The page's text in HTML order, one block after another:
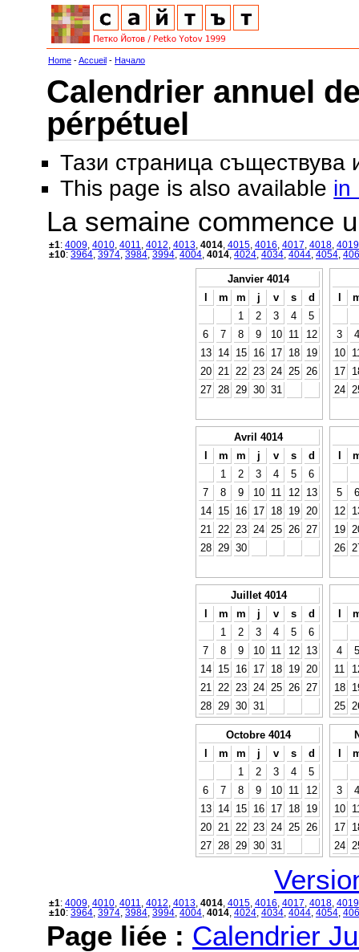
Home -Accueil - Начало
Calendrier annuel
pérpétuel
Тази страница съществува
This page is also available in
La semaine commence
±1: 4009 4010 4011 4012 4013 4014 4015 4016 4017 4018 4019
±10: 3964 3974 3984 3994 4004 4014 4024 4034 4044 4054
Janvier 4014
l
m m j v s
d
1
2 3 4
5
6
7 8 9 10 11
12
13
14 15 16 17 18
19
20
21 22 23 24 25
26
27
28 29 30 31
l
3
4
10
17
24
Avril 4014
l
m m j v s
d
1
2 3 4 5
6
7
8 9 10 11 12
13
14
15 16 17 18 19
20
21
22 23 24 25 26
27
28
29 30
l
5
6
12
19
26
Juillet 4014
l
m m j v s
d
1
2 3 4 5
6
7
8 9 10 11 12
13
14
15 16 17 18 19
20
21
22 23 24 25 26
27
28
29 30 31
l
4
5
11
18
25
Octobre 4014
l
m m j v s
d
1
2 3 4
5
6
7 8 9 10 11
12
13
14 15 16 17 18
19
20
21 22 23 24 25
26
27
28 29 30 31
l
3
4
10
17
24
±1: 4009 4010 4011 4012 4013 4014 4015 4016 4017 4018 4019
±10: 3964 3974 3984 3994 4004 4014 4024 4034 4044 4054
Page liée : Calendrier